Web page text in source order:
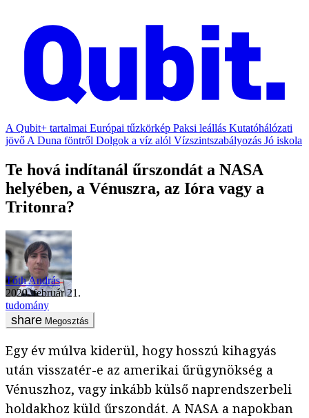
A Qubit+ tartalmai Európai tűzkörkép Paksi leállás Kutatóhálózati
jövő A Duna föntről Dolgok a víz alól Vízszintszabályozás Jó iskola
Te hová indítanál űrszondát a NASA
helyében, a Vénuszra, az Ióra vagy a
Tritonra?
Tóth András
2020. február 21.
tudomány
Megosztás
Egy év múlva kiderül, hogy hosszú kihagyás
után visszatér-e az amerikai űrügynökség a
Vénuszhoz, vagy inkább külső naprendszerbeli
holdakhoz küld űrszondát. A NASA a napokban